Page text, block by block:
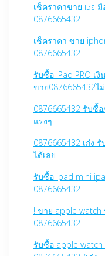
เช็คราคาขาย i5s
0876665432
เช็คราคา ขาย
0876665432
รับซื้อ iPad PRO เ
ขาย0876665432ไ
0876665432 รับซื้
แรงๆ
0876665432 เก่ง
ได้เลย
รับซื้อ ipad mini
0876665432
! ขาย apple
0876665432
รับซื้อ apple